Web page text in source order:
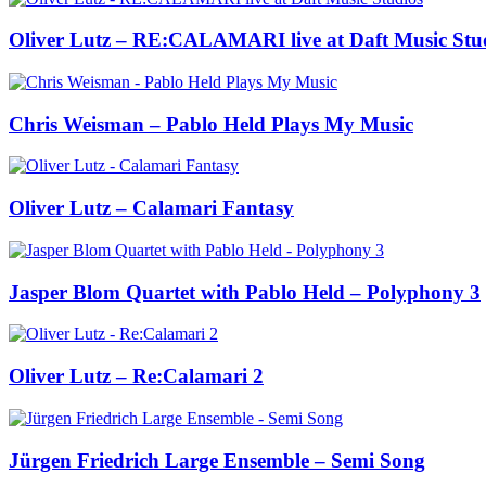
Oliver Lutz – RE:CALAMARI live at Daft Music
Chris Weisman – Pablo Held Plays My Music
Oliver Lutz – Calamari Fantasy
Jasper Blom Quartet with Pablo Held – Polyphony 3
Oliver Lutz – Re:Calamari 2
Jürgen Friedrich Large Ensemble – Semi Song